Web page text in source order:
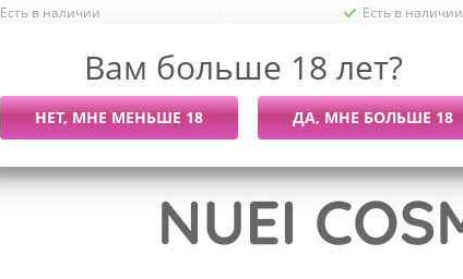
Есть в наличии Есть в наличии
Вам больше 18 лет?